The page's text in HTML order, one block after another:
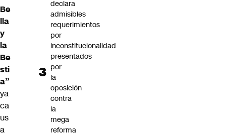
Be
lla
y
la
Be
sti
a”
ya
ca
us
a
declara
admisibles
requerimientos
por
inconstitucionalidad
presentados
por
la
oposición
contra
la
mega
reforma